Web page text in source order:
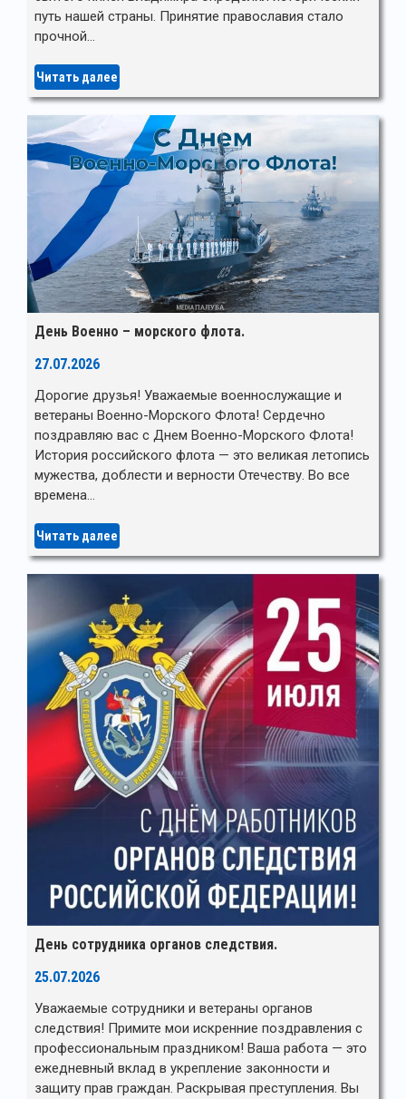
путь нашей страны. Принятие православия стало
прочной…
Читать далее
День Военно – морского флота.
27.07.2026
Дорогие друзья! Уважаемые военнослужащие и
ветераны Военно-Морского Флота! Сердечно
поздравляю вас с Днем Военно-Морского Флота!
История российского флота — это великая летопись
мужества, доблести и верности Отечеству. Во все
времена…
Читать далее
День сотрудника органов следствия.
25.07.2026
Уважаемые сотрудники и ветераны органов
следствия! Примите мои искренние поздравления с
профессиональным праздником! Ваша работа — это
ежедневный вклад в укрепление законности и
защиту прав граждан. Раскрывая преступления. Вы